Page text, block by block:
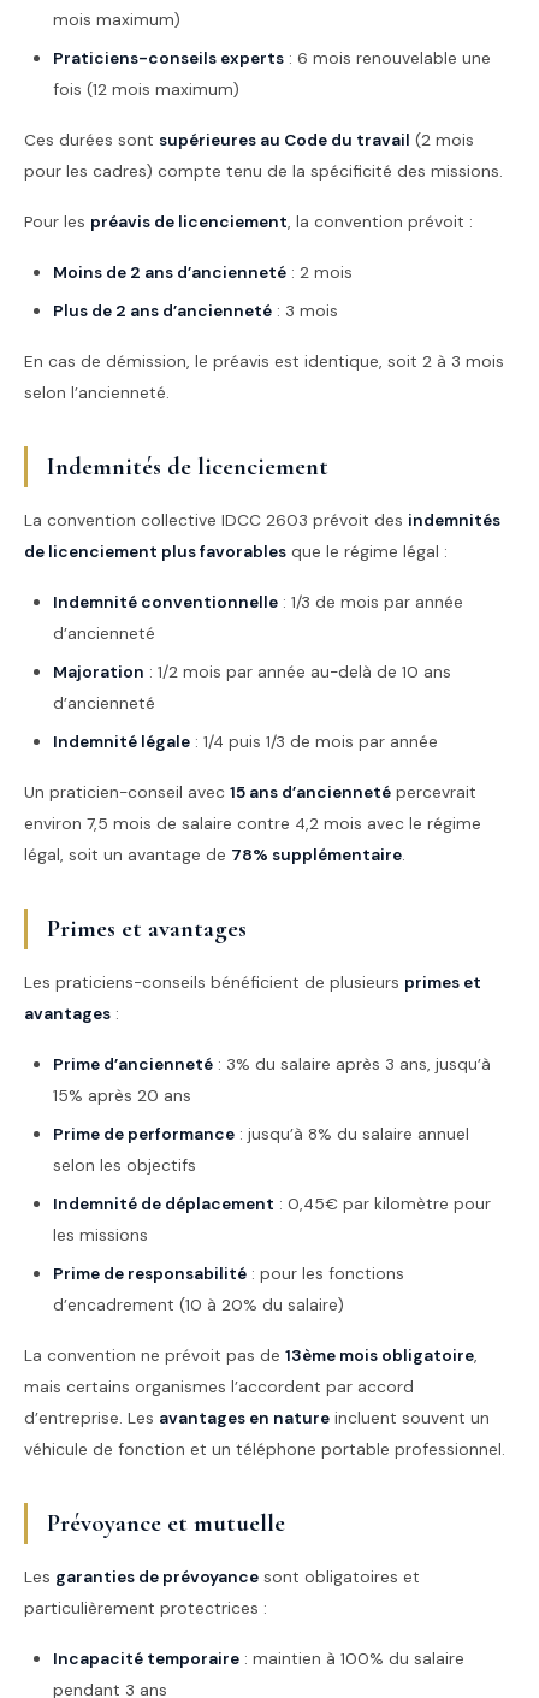
mois maximum)
Praticiens-conseils experts : 6 mois renouvelable une
fois (12 mois maximum)
Ces durées sont supérieures au Code du travail (2 mois
pour les cadres) compte tenu de la spécificité des missions.
Pour les préavis de licenciement, la convention prévoit :
Moins de 2 ans d’ancienneté : 2 mois
Plus de 2 ans d’ancienneté : 3 mois
En cas de démission, le préavis est identique, soit 2 à 3 mois
selon l’ancienneté.
Indemnités de licenciement
La convention collective IDCC 2603 prévoit des indemnités
de licenciement plus favorables que le régime légal :
Indemnité conventionnelle : 1/3 de mois par année
d’ancienneté
Majoration : 1/2 mois par année au-delà de 10 ans
d’ancienneté
Indemnité légale : 1/4 puis 1/3 de mois par année
Un praticien-conseil avec 15 ans d’ancienneté percevrait
environ 7,5 mois de salaire contre 4,2 mois avec le régime
légal, soit un avantage de 78% supplémentaire.
Primes et avantages
Les praticiens-conseils bénéficient de plusieurs primes et
avantages :
Prime d’ancienneté : 3% du salaire après 3 ans, jusqu’à
15% après 20 ans
Prime de performance : jusqu’à 8% du salaire annuel
selon les objectifs
Indemnité de déplacement : 0,45€ par kilomètre pour
les missions
Prime de responsabilité : pour les fonctions
d’encadrement (10 à 20% du salaire)
La convention ne prévoit pas de 13ème mois obligatoire,
mais certains organismes l’accordent par accord
d’entreprise. Les avantages en nature incluent souvent un
véhicule de fonction et un téléphone portable professionnel.
Prévoyance et mutuelle
Les garanties de prévoyance sont obligatoires et
particulièrement protectrices :
Incapacité temporaire : maintien à 100% du salaire
pendant 3 ans